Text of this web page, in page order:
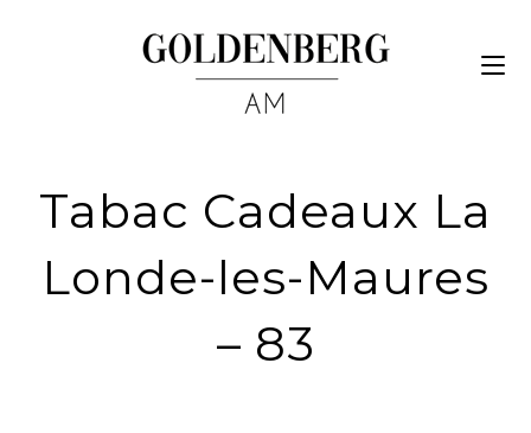
Tabac Cadeaux La
Londe-les-Maures
– 83